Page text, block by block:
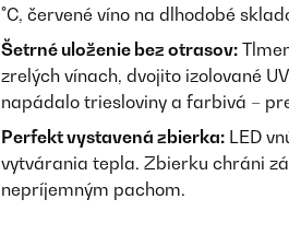
°C, červené víno na dlhodobé
Šetrné uloženie bez otrasov:
zrelých vínach, dvojito izolované
napádalo triesloviny a farbivá –
Perfekt vystavená zbierka: LED
vytvárania tepla. Zbierku chráni
nepríjemným pachom.